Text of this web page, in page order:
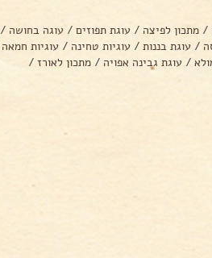
/ מתכון לפיצה / עוגת תפוזים / עוגה בחושה /
/ עוגת בננות / עוגיות טחינה / עוגיות חמאה
/ עוגת גבינה אפויה / מתכון לאורז /